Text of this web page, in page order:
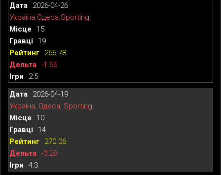
2026-04-26
Україна.Одеса.Sporting.
15
19
266.78
-1.66
2:5
2026-04-19
Україна, Одеса, Sporting
10
14
270.06
-3.28
4:3